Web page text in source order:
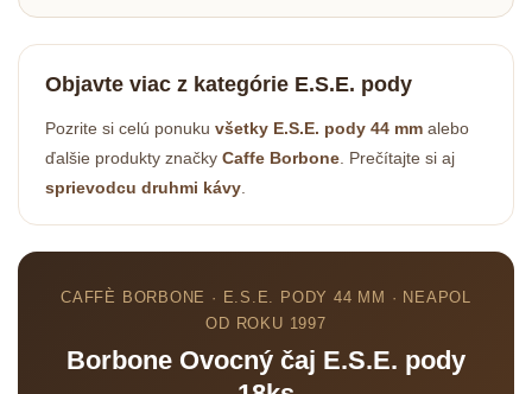
Objavte viac z kategórie E.S.E. pody
Pozrite si celú ponuku všetky E.S.E. pody 44 mm alebo
ďalšie produkty značky Caffe Borbone. Prečítajte si aj
sprievodcu druhmi kávy.
CAFFÈ BORBONE · E.S.E. PODY 44 MM · NEAPOL
OD ROKU 1997
Borbone Ovocný čaj E.S.E. pody